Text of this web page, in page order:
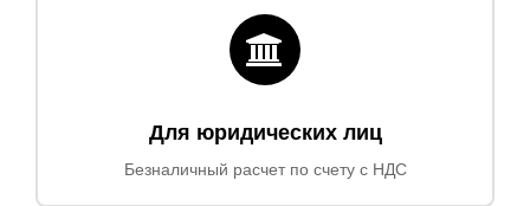
Для юридических лиц
Безналичный расчет по счету с НДС